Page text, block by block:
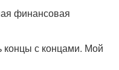
финансовая
концы с концами. Мой